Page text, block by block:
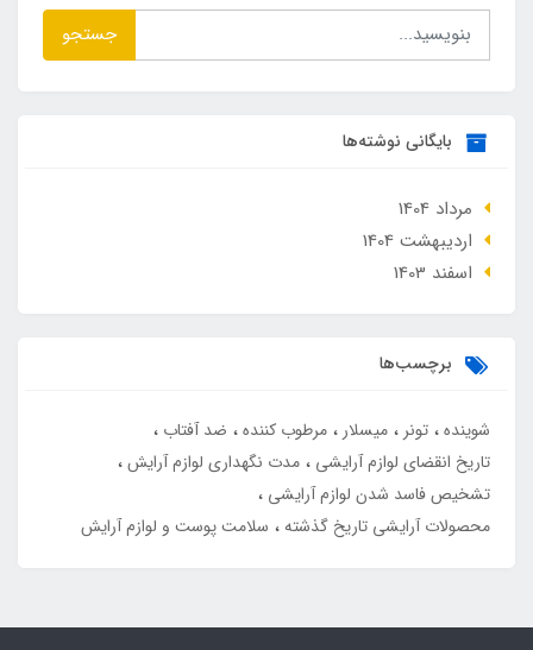
جستجو
بایگانی نوشته‌ها
مرداد 1404
ارديبهشت 1404
اسفند 1403
برچسب‌ها
شوینده تونر میسلار مرطوب کننده
ضد آفتاب
تاریخ انقضای لوازم آرایشی
مدت نگهداری لوازم آرایش
تشخیص فاسد شدن لوازم آرایشی
محصولات آرایشی تاریخ گذشته
سلامت پوست و لوازم آرایش